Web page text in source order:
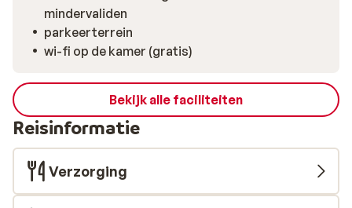
mindervaliden
parkeerterrein
wi-fi op de kamer (gratis)
Bekijk alle faciliteiten
Reisinformatie
Verzorging